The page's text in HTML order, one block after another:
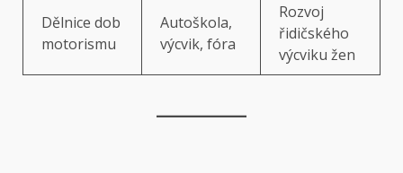
Dělnice dob
motorismu
Autoškola,
výcvik, fóra
Rozvoj
řidičského
výcviku žen